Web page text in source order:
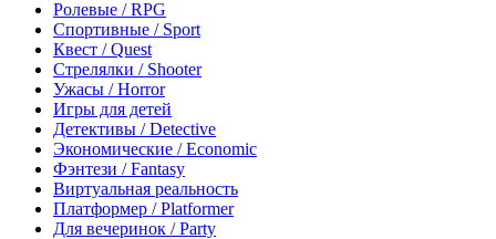
Ролевые / RPG
Спортивные / Sport
Квест / Quest
Стрелялки / Shooter
Ужасы / Horror
Игры для детей
Детективы / Detective
Экономические / Economic
Фэнтези / Fantasy
Виртуальная реальность
Платформер / Platformer
Для вечеринок / Party